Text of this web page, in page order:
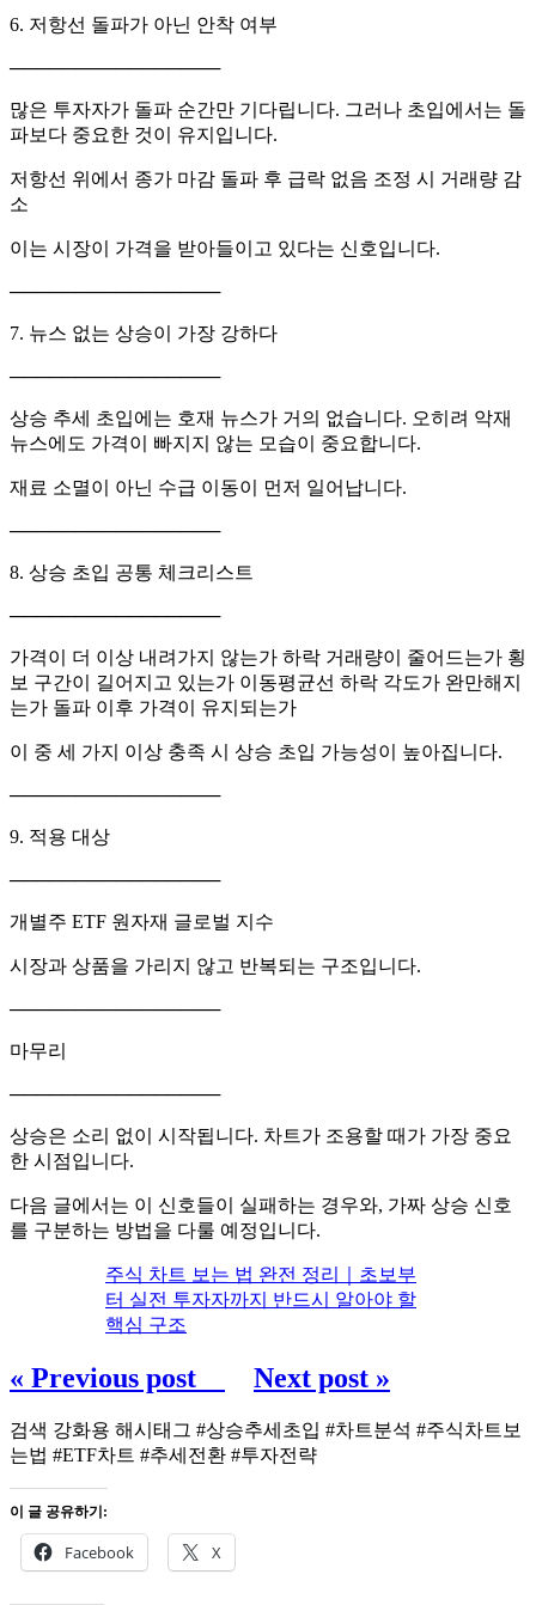
6. 저항선 돌파가 아닌 안착 여부
────────────────
많은 투자자가 돌파 순간만 기다립니다. 그러나 초입에서는 돌
파보다 중요한 것이 유지입니다.
저항선 위에서 종가 마감 돌파 후 급락 없음 조정 시 거래량 감
소
이는 시장이 가격을 받아들이고 있다는 신호입니다.
────────────────
7. 뉴스 없는 상승이 가장 강하다
────────────────
상승 추세 초입에는 호재 뉴스가 거의 없습니다. 오히려 악재
뉴스에도 가격이 빠지지 않는 모습이 중요합니다.
재료 소멸이 아닌 수급 이동이 먼저 일어납니다.
────────────────
8. 상승 초입 공통 체크리스트
────────────────
가격이 더 이상 내려가지 않는가 하락 거래량이 줄어드는가 횡
보 구간이 길어지고 있는가 이동평균선 하락 각도가 완만해지
는가 돌파 이후 가격이 유지되는가
이 중 세 가지 이상 충족 시 상승 초입 가능성이 높아집니다.
────────────────
9. 적용 대상
────────────────
개별주 ETF 원자재 글로벌 지수
시장과 상품을 가리지 않고 반복되는 구조입니다.
────────────────
마무리
────────────────
상승은 소리 없이 시작됩니다. 차트가 조용할 때가 가장 중요
한 시점입니다.
다음 글에서는 이 신호들이 실패하는 경우와, 가짜 상승 신호
를 구분하는 방법을 다룰 예정입니다.
주식 차트 보는 법 완전 정리｜초보부
터 실전 투자자까지 반드시 알아야 할
핵심 구조
« Previous post Next post »
검색 강화용 해시태그 #상승추세초입 #차트분석 #주식차트보
는법 #ETF차트 #추세전환 #투자전략
이 글 공유하기:
Facebook X